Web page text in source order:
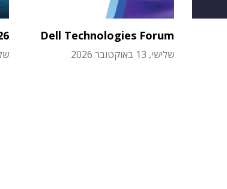
Dell Technologies Forum
שלישי, 13 באוקטובר 2026 שלישי,